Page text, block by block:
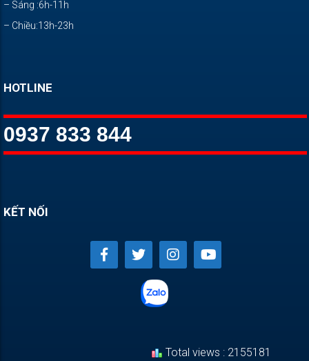
– Sáng :6h-11h
– Chiều:13h-23h
HOTLINE
0937 833 844
KẾT NỐI
Total views : 2155181